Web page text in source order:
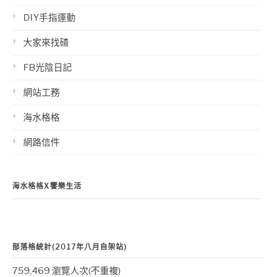
DIY手指運動
大家來找碴
FB光陰日記
網站工務
海水格格
網路信件
海水格格X饗樂生活
部落格統計(2017年八月自架站)
759,469 瀏覽人次(不重複)